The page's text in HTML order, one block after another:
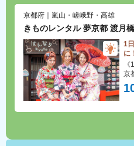
京都府｜嵐山・嵯峨野・高雄
きものレンタル 夢京都 渡月
1
に！
京
ッ
さ